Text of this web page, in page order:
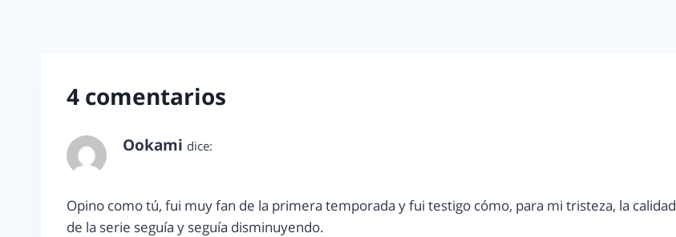
4 comentarios
Ookami dice:
Opino como tú, fui muy fan de la primera temporada y fui testigo cómo, para mi tristeza, la calidad
de la serie seguía y seguía disminuyendo.